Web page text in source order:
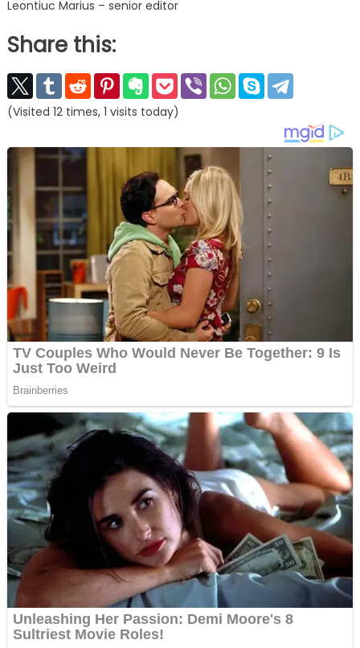
Leontiuc Marius – senior editor
Share this:
(Visited 12 times, 1 visits today)